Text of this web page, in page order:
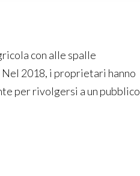
con alle spalle
2018, i proprietari hanno
per rivolgersi a un pubblico